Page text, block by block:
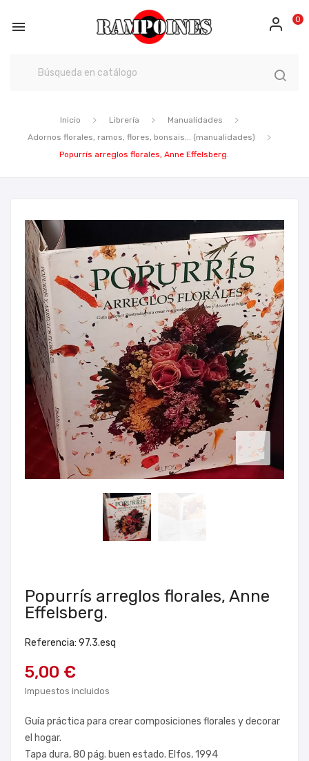
 0
Inicio Librería
Manualidades
Adornos florales, ramos, flores, bonsais... (manualidades)
Popurrís arreglos florales, Anne Effelsberg.
Popurrís arreglos florales, Anne
Effelsberg.
Referencia: 97.3.esq
5,00 €
Impuestos incluidos
Guía práctica para crear composiciones florales y decorar
el hogar.
Tapa dura, 80 pág. buen estado. Elfos, 1994